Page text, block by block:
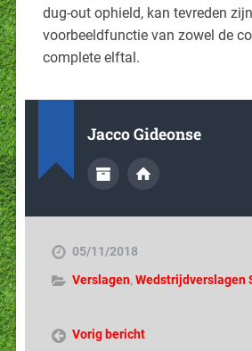
dug-out ophield, kan tevreden
voorbeeldfunctie van zowel de
complete elftal.
Jacco Gideonse
05/11/2018
Verslagen,Wedstrijdverslagen
Vorig bericht